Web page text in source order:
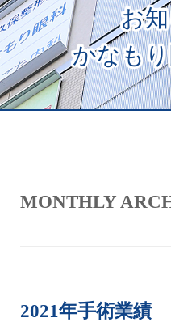
お
かなも
MONTHLY
2021年手術業績